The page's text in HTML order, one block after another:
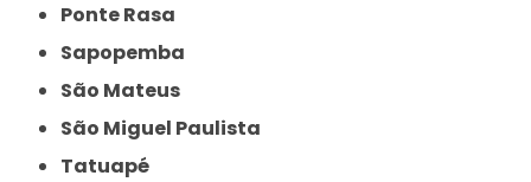
Ponte Rasa
Sapopemba
São Mateus
São Miguel Paulista
Tatuapé